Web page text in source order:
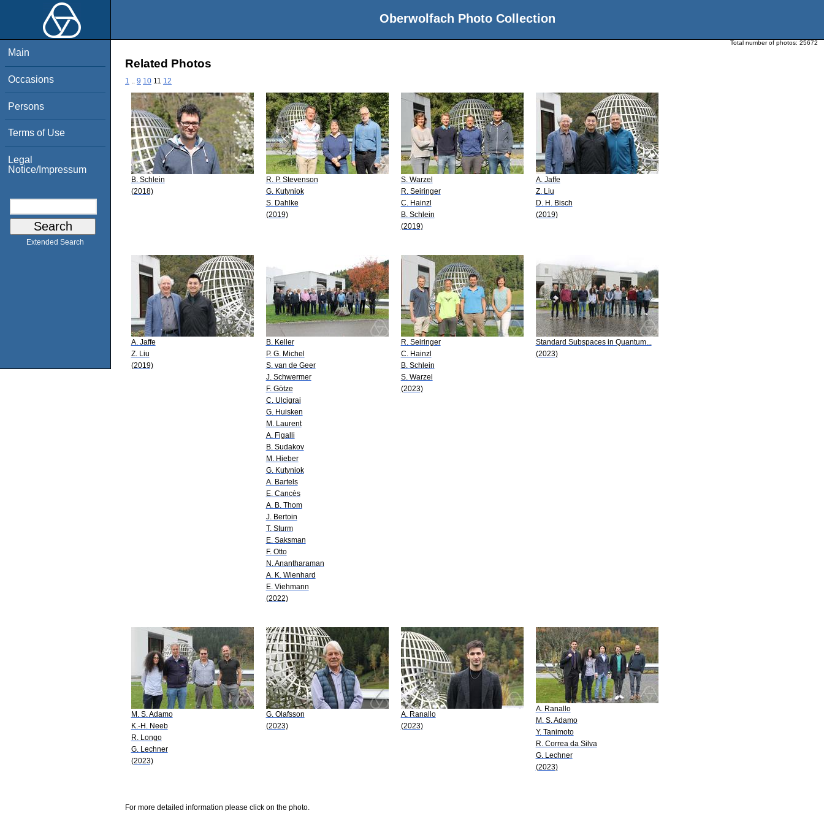
Oberwolfach Photo Collection
Main
Occasions
Persons
Terms of Use
Legal
Notice/Impressum
Extended Search
Total number of photos: 25672
Related Photos
1 9 10 11 12
B. Schlein
(2018)
R. P. Stevenson
G. Kutyniok
S. Dahlke
(2019)
S. Warzel
R. Seiringer
C. Hainzl
B. Schlein
(2019)
A. Jaffe
Z. Liu
D. H. Bisch
(2019)
A. Jaffe
Z. Liu
(2019)
B. Keller
P. G. Michel
S. van de Geer
J. Schwermer
F. Götze
C. Ulcigrai
G. Huisken
M. Laurent
A. Figalli
B. Sudakov
M. Hieber
G. Kutyniok
A. Bartels
E. Cancès
A. B. Thom
J. Bertoin
T. Sturm
E. Saksman
F. Otto
N. Anantharaman
A. K. Wienhard
E. Viehmann
(2022)
R. Seiringer
C. Hainzl
B. Schlein
S. Warzel
(2023)
Standard Subspaces in Quantum...
(2023)
M. S. Adamo
K.-H. Neeb
R. Longo
G. Lechner
(2023)
G. Olafsson
(2023)
A. Ranallo
(2023)
A. Ranallo
M. S. Adamo
Y. Tanimoto
R. Correa da Silva
G. Lechner
(2023)
For more detailed information please click on the photo.